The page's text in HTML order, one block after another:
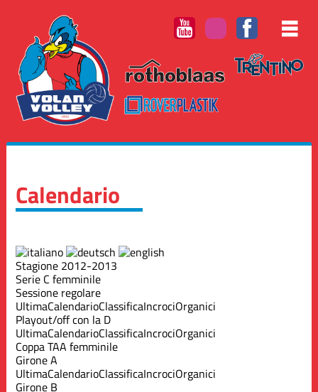
Calendario
Stagione 2012-2013
Serie C femminile
Sessione regolare
UltimaCalendarioClassificaIncrociOrganici
Playout/off con la D
UltimaCalendarioClassificaIncrociOrganici
Coppa TAA femminile
Girone A
UltimaCalendarioClassificaIncrociOrganici
Girone B